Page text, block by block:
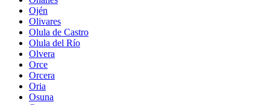
Ojén
Olivares
Olula de Castro
Olula del Río
Olvera
Orce
Orcera
Oria
Osuna